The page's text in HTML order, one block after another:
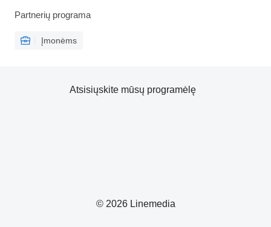
Partnerių programa
Įmonėms
© 2026 Linemedia
Atsisiųskite mūsų programėlę